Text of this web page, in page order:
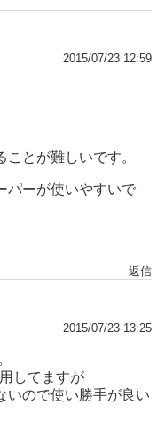
2015/07/23 12:59
とが難しいです。
パーが使いやすいで
返信
2015/07/23 13:25
してますが
いので使い勝手が良い